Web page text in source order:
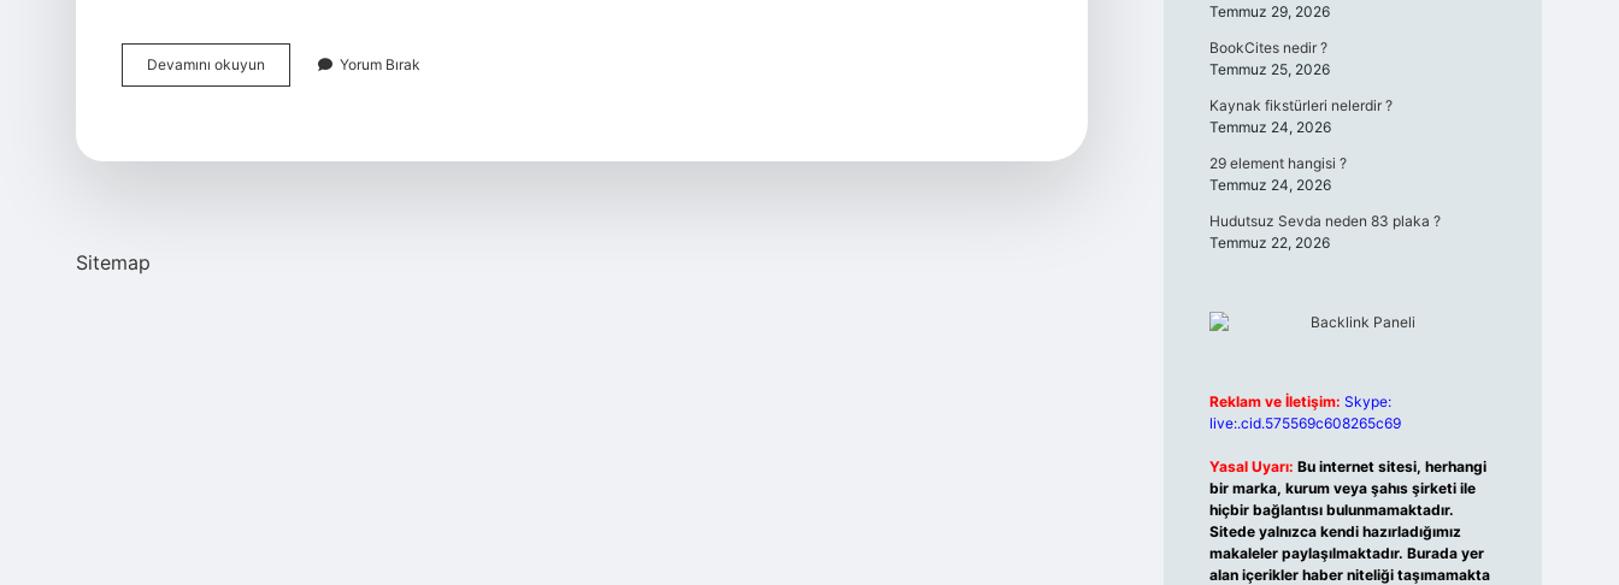
Devamını okuyun
Derece
Yorum Bırak
Sitemap
Temmuz 29, 2026
BookCites nedir ?
Temmuz 25, 2026
Kaynak fikstürleri nelerdir ?
Temmuz 24, 2026
29 element hangisi ?
Temmuz 24, 2026
Hudutsuz Sevda neden 83 plaka ?
Temmuz 22, 2026
Reklam ve İletişim: Skype:
live:.cid.575569c608265c69
Yasal Uyarı: Bu internet sitesi, herhangi
bir marka, kurum veya şahıs şirketi ile
hiçbir bağlantısı bulunmamaktadır.
Sitede yalnızca kendi hazırladığımız
makaleler paylaşılmaktadır. Burada yer
alan içerikler haber niteliği taşımamakta